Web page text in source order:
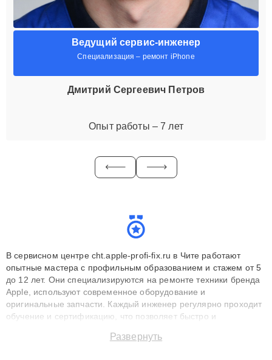
Ведущий сервис-инженер
Специализация – ремонт iPhone
Дмитрий Сергеевич Петров
Опыт работы – 7 лет
В сервисном центре cht.apple-profi-fix.ru в Чите работают
опытные мастера с профильным образованием и стажем от 5
до 12 лет. Они специализируются на ремонте техники бренда
Apple, используют современное оборудование и
оригинальные запчасти. Каждый инженер регулярно проходит
обучение и сертификацию, что позволяет быстро и
сохранением гарантии до 3 лет. Наши мастера решают
Развернуть